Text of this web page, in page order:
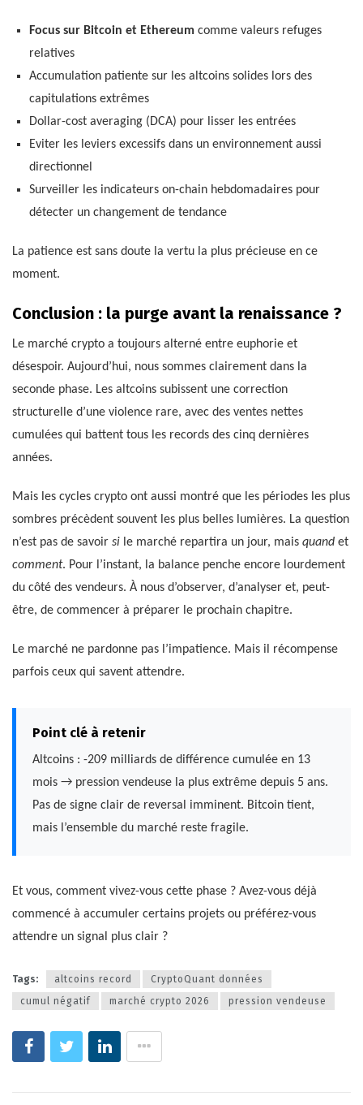
Focus sur Bitcoin et Ethereumcomme valeurs refuges
relatives
Accumulation patiente sur les altcoins solides lors des
capitulations extrêmes
Dollar-cost averaging (DCA) pour lisser les entrées
Eviter les leviers excessifs dans un environnement aussi
directionnel
Surveiller les indicateurs on-chain hebdomadaires pour
détecter un changement de tendance
La patience est sans doute la vertu la plus précieuse en ce
moment.
Conclusion : la purge avant la renaissance ?
Le marché crypto a toujours alterné entre euphorie et
désespoir. Aujourd’hui, nous sommes clairement dans la
seconde phase. Les altcoins subissent une correction
structurelle d’une violence rare, avec des ventes nettes
cumulées qui battent tous les records des cinq dernières
années.
Mais les cycles crypto ont aussi montré que les périodes les plus
sombres précèdent souvent les plus belles lumières. La question
n’est pas de savoir si le marché repartira un jour, mais quand et
comment. Pour l’instant, la balance penche encore lourdement
du côté des vendeurs. À nous d’observer, d’analyser et, peut-
être, de commencer à préparer le prochain chapitre.
Le marché ne pardonne pas l’impatience. Mais il récompense
parfois ceux qui savent attendre.
Point clé à retenir
Altcoins : -209 milliards de différence cumulée en 13
mois → pression vendeuse la plus extrême depuis 5 ans.
Pas de signe clair de reversal imminent. Bitcoin tient,
mais l’ensemble du marché reste fragile.
Et vous, comment vivez-vous cette phase ? Avez-vous déjà
commencé à accumuler certains projets ou préférez-vous
attendre un signal plus clair ?
Tags: altcoins record
CryptoQuant données
cumul négatif
marché crypto 2026 pression vendeuse